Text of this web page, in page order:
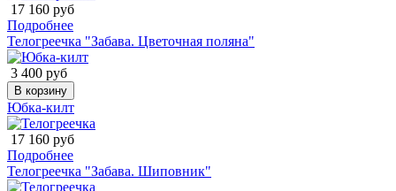
17 160 руб
Подробнее
Телогреечка "Забава. Цветочная поляна"
3 400 руб
В корзину
Юбка-килт
17 160 руб
Подробнее
Телогреечка "Забава. Шиповник"